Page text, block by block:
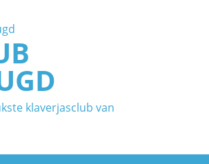
klaverjasclub van